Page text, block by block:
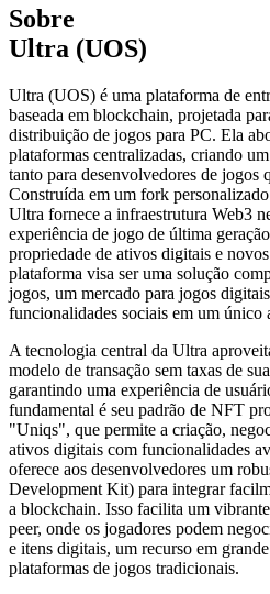
Sobre
Ultra (UOS)
Ultra (UOS) é uma plataforma de
baseada em blockchain, projetada
distribuição de jogos para PC. Ela
plataformas centralizadas, criando
tanto para desenvolvedores de jogos
Construída em um fork
Ultra fornece a infraestrutura Web3
experiência de jogo de última
propriedade de ativos digitais e
plataforma visa ser uma solução
jogos, um mercado para jogos
funcionalidades sociais em um único
A tecnologia central da Ultra
modelo de transação sem taxas de
garantindo uma experiência de
fundamental é seu padrão de NFT
"Uniqs", que permite a criação,
ativos digitais com funcionalidades
oferece aos desenvolvedores um
Development Kit) para integrar
a blockchain. Isso facilita um
peer, onde os jogadores podem
e itens digitais, um recurso em
plataformas de jogos tradicionais.